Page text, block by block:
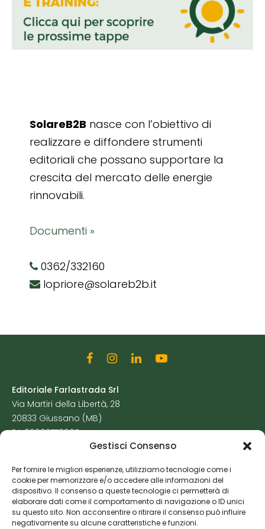
Gestisci Consenso
Per fornire le migliori esperienze, utilizziamo tecnologie come i
cookie per memorizzare e/o accedere alle informazioni del
dispositivo. Il consenso a queste tecnologie ci permetterà di
elaborare dati come il comportamento di navigazione o ID unici
su questo sito. Non acconsentire o ritirare il consenso può influire
negativamente su alcune caratteristiche e funzioni.
SolareB2B nasce con l’obiettivo di
realizzare e diffondere strumenti
editoriali che possano supportare la
crescita del mercato delle energie
rinnovabili.
Documenti »
0362/332160
lopriore@solareb2b.it
Editoriale Farlastrada Srl
Via Martiri della Libertà, 28
20833 Giussano (MB)
P.I. 06982770965
Cookie Policy
Risorse Aggiuntive